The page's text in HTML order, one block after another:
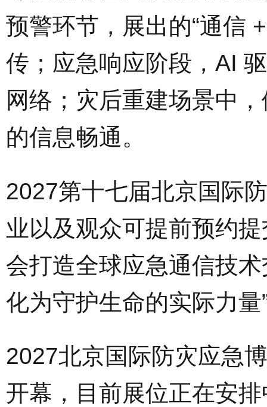
预警环节，展出的“通信
传；应急响应阶段，AI
网络；灾后重建场景中
的信息畅通。
2027第十七届北京国际
业以及观众可提前预约
会打造全球应急通信技
化为守护生命的实际力量
2027北京国际防灾应急
开幕，目前展位正在安